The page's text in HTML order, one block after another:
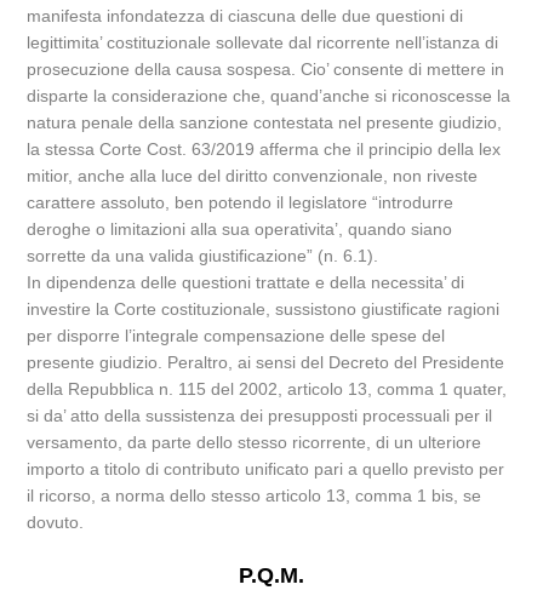
manifesta infondatezza di ciascuna delle due questioni di
legittimita’ costituzionale sollevate dal ricorrente nell’istanza di
prosecuzione della causa sospesa. Cio’ consente di mettere in
disparte la considerazione che, quand’anche si riconoscesse la
natura penale della sanzione contestata nel presente giudizio,
la stessa Corte Cost. 63/2019 afferma che il principio della lex
mitior, anche alla luce del diritto convenzionale, non riveste
carattere assoluto, ben potendo il legislatore “introdurre
deroghe o limitazioni alla sua operativita’, quando siano
sorrette da una valida giustificazione” (n. 6.1).
In dipendenza delle questioni trattate e della necessita’ di
investire la Corte costituzionale, sussistono giustificate ragioni
per disporre l’integrale compensazione delle spese del
presente giudizio. Peraltro, ai sensi del Decreto del Presidente
della Repubblica n. 115 del 2002, articolo 13, comma 1 quater,
si da’ atto della sussistenza dei presupposti processuali per il
versamento, da parte dello stesso ricorrente, di un ulteriore
importo a titolo di contributo unificato pari a quello previsto per
il ricorso, a norma dello stesso articolo 13, comma 1 bis, se
dovuto.
P.Q.M.